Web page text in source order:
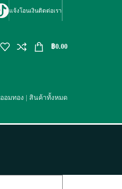
แจ้งโอนเงินติดต่อเรา
฿0.00
ออมทอง | สินค้าทั้งหมด